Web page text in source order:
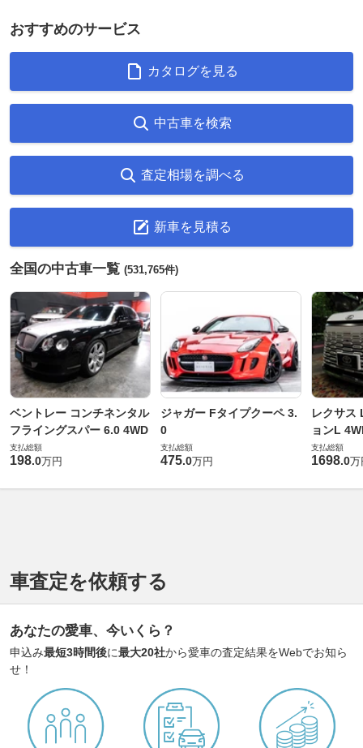
おすすめのサービス
カタログを見る
中古車を検索
査定相場を調べる
新車を見積る
全国の中古車一覧 (531,765件)
ベントレー コンチネンタル
フライングスパー 6.0 4WD
支払総額
198.0万円
ジャガー Fタイプクーペ 3.
0
支払総額
475.0万円
レクサス
ョンL
支払総額
1698.0万
車査定を依頼する
あなたの愛車、今いくら？
申込み最短3時間後に最大20社から愛車の査定結果をWebでお知ら
せ！